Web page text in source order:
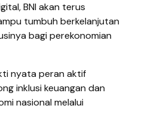
BNI akan terus
tumbuh berkelanjutan
bagi perekonomian
nyata peran aktif
inklusi keuangan dan
nasional melalui